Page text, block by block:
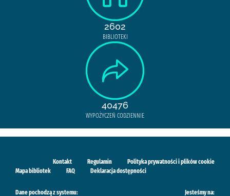
2602
BIBLIOTEKI
40476
WYPOŻYCZEŃ CODZIENNIE
Kontakt Regulamin
Polityka prywatności i plików cookie
Mapa bibliotek
FAQ Deklaracja dostępności
Dane pochodzą z systemu: Jesteśmy na: